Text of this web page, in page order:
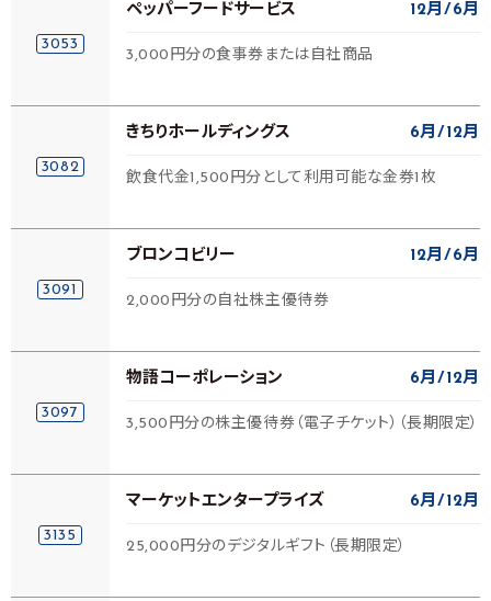
3053
ペッパーフードサービス 12月 6月
3,000円分の食事券または自社商品
3082
きちりホールディングス 6月 12月
飲食代金1,500円分として利用可能な金券1枚
3091
ブロンコビリー 12月 6月
2,000円分の自社株主優待券
3097
物語コーポレーション 6月 12月
3,500円分の株主優待券（電子チケット）（長期限定）
3135
マーケットエンタープライズ 6月 12月
25,000円分のデジタルギフト（長期限定）